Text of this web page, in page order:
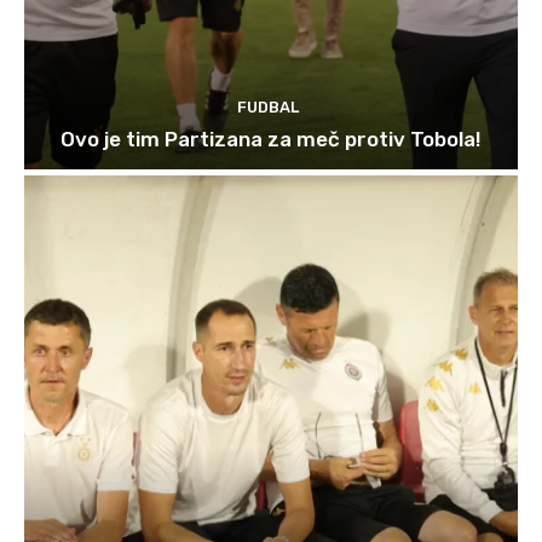
FUDBAL
Ovo je tim Partizana za meč protiv Tobola!